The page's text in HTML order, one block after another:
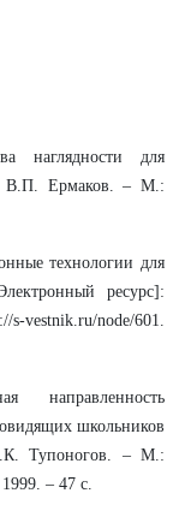
наглядности для
/ В.П. Ермаков. – М.:
технологии для
ресурс]:
vestnik.ru/node/601.
направленность
школьников
Тупоногов. – М.:
– 47 с.